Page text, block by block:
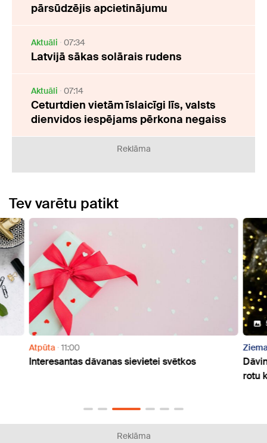
pārsūdzējis apcietinājumu
Aktuāli 07:34
Latvijā sākas solārais rudens
Aktuāli 07:14
Ceturtdien vietām īslaicīgi līs, valsts
dienvidos iespējams pērkona negaiss
Reklāma
Tev varētu patikt
Atpūta 11:00
Interesantas dāvanas sievietei svētkos
rotu
Reklāma